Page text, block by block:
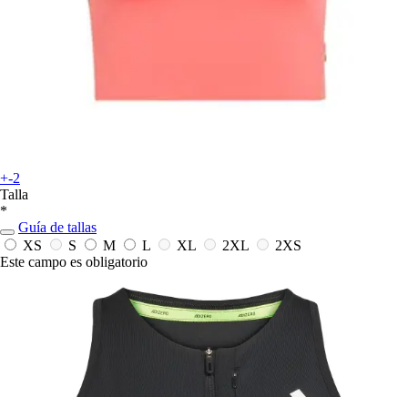
+-2
Talla
*
Guía de tallas
XS
S M L XL 2XL
2XS
Este campo es obligatorio